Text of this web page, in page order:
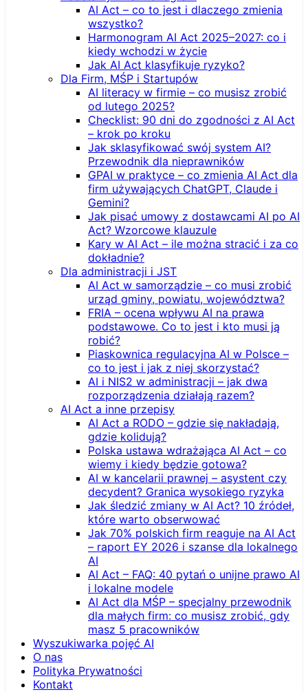
AI Act – co to jest i dlaczego zmienia
wszystko?
Harmonogram AI Act 2025–2027: co i
kiedy wchodzi w życie
Jak AI Act klasyfikuje ryzyko?
Dla Firm, MŚP i Startupów
AI literacy w firmie – co musisz zrobić
od lutego 2025?
Checklist: 90 dni do zgodności z AI Act
– krok po kroku
Jak sklasyfikować swój system AI?
Przewodnik dla nieprawników
GPAI w praktyce – co zmienia AI Act dla
firm używających ChatGPT, Claude i
Gemini?
Jak pisać umowy z dostawcami AI po AI
Act? Wzorcowe klauzule
Kary w AI Act – ile można stracić i za co
dokładnie?
Dla administracji i JST
AI Act w samorządzie – co musi zrobić
urząd gminy, powiatu, województwa?
FRIA – ocena wpływu AI na prawa
podstawowe. Co to jest i kto musi ją
robić?
Piaskownica regulacyjna AI w Polsce –
co to jest i jak z niej skorzystać?
AI i NIS2 w administracji – jak dwa
rozporządzenia działają razem?
AI Act a inne przepisy
AI Act a RODO – gdzie się nakładają,
gdzie kolidują?
Polska ustawa wdrażająca AI Act – co
wiemy i kiedy będzie gotowa?
AI w kancelarii prawnej – asystent czy
decydent? Granica wysokiego ryzyka
Jak śledzić zmiany w AI Act? 10 źródeł,
które warto obserwować
Jak 70% polskich firm reaguje na AI Act
– raport EY 2026 i szanse dla lokalnego
AI
AI Act – FAQ: 40 pytań o unijne prawo AI
i lokalne modele
AI Act dla MŚP – specjalny przewodnik
dla małych firm: co musisz zrobić, gdy
masz 5 pracowników
Wyszukiwarka pojęć AI
O nas
Polityka Prywatności
Kontakt